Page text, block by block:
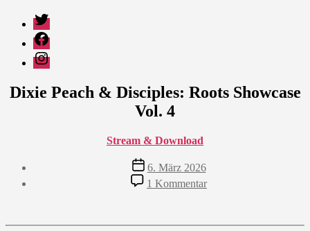
Twitter
Facebook
Instagram
Dixie Peach & Disciples: Roots Showcase
Vol. 4
Stream & Download
Veröffentlichungsdatum
6. März 2026
1 Kommentarzu
Dixie